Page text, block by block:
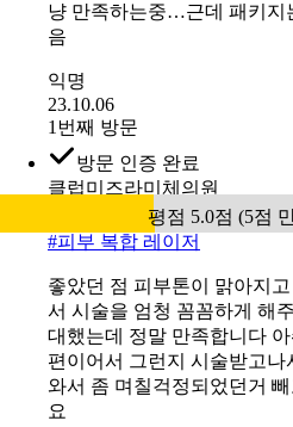
냥 만족하는중…근데 패키지
음
익명
23.10.06
1번째 방문
방문 인증 완료
클럽미즈라미체의원
평점 5.0점 (5점
#피부 복합 레이저
좋았던 점 피부톤이 맑아지
서 시술을 엄청 꼼꼼하게 해
대했는데 정말 만족합니다
편이어서 그런지 시술받고
와서 좀 며칠걱정되었던거
요